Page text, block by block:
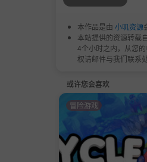
本作品是由 小叽资源
本站提供的资源转载
4个小时之内，从您
权请邮件与我们联系
或许您会喜欢
冒险游戏